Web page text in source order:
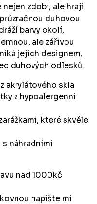
zdobí, ale hrají
duhovou
barvy okolí,
ale zářivou
jejich designem,
duhových odlesků.
akrylátového skla
z hypoalergenní
které skvěle
náhradními
nad 1000kč
napište mi